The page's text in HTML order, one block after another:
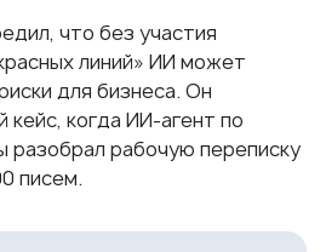
что без участия
линий» ИИ может
для бизнеса. Он
кейс, когда ИИ-агент по
разобрал рабочую переписку
писем.